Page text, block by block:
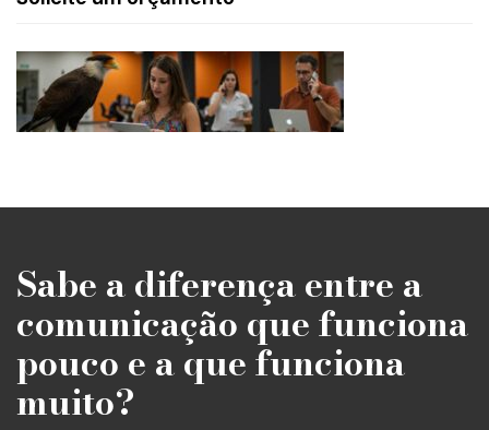
Sabe a diferença entre a
comunicação que funciona
pouco e a que funciona
muito?